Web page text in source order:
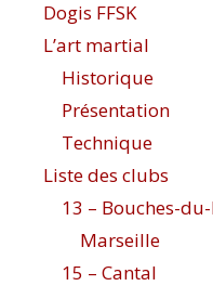
Dogis FFSK
L’art martial
Historique
Présentation
Technique
Liste des clubs
13 – Bouches-
Marseille
15 – Cantal